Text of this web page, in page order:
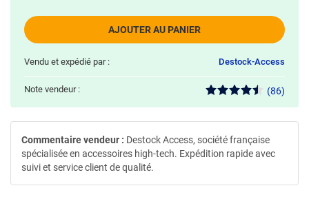
AJOUTER AU PANIER
Vendu et expédié par : Destock-Access
Note vendeur : (86)
Commentaire vendeur : Destock Access, société française
spécialisée en accessoires high-tech. Expédition rapide avec
suivi et service client de qualité.